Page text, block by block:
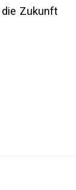
Zukunft